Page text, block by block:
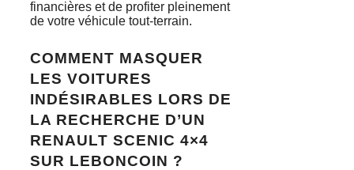
financières et de profiter pleinement
de votre véhicule tout-terrain.
COMMENT MASQUER
LES VOITURES
INDÉSIRABLES LORS DE
LA RECHERCHE D’UN
RENAULT SCENIC 4×4
SUR LEBONCOIN ?